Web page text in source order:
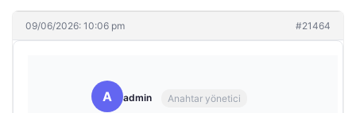
09/06/2026: 10:06 pm #21464
A admin Anahtar yönetici